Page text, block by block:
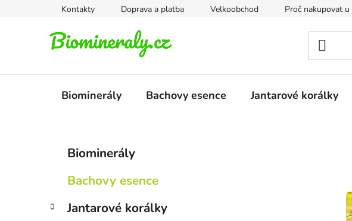
Kontakty Doprava a platba Velkoobchod Proč nakupovat u
Biominerály Bachovy esence Jantarové korálky
r
Přeskočit
kategorie
o
Biominerály
Bachovy esence
Jantarové korálky